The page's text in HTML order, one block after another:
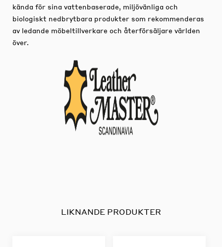
kända för sina vattenbaserade, miljövänliga och
biologiskt nedbrytbara produkter som rekommenderas
av ledande möbeltillverkare och återförsäljare världen
över.
LIKNANDE PRODUKTER